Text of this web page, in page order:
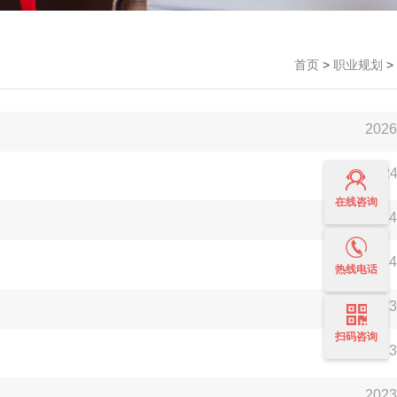
首页 > 职业规划 >
在线咨询
热线电话
扫码咨询